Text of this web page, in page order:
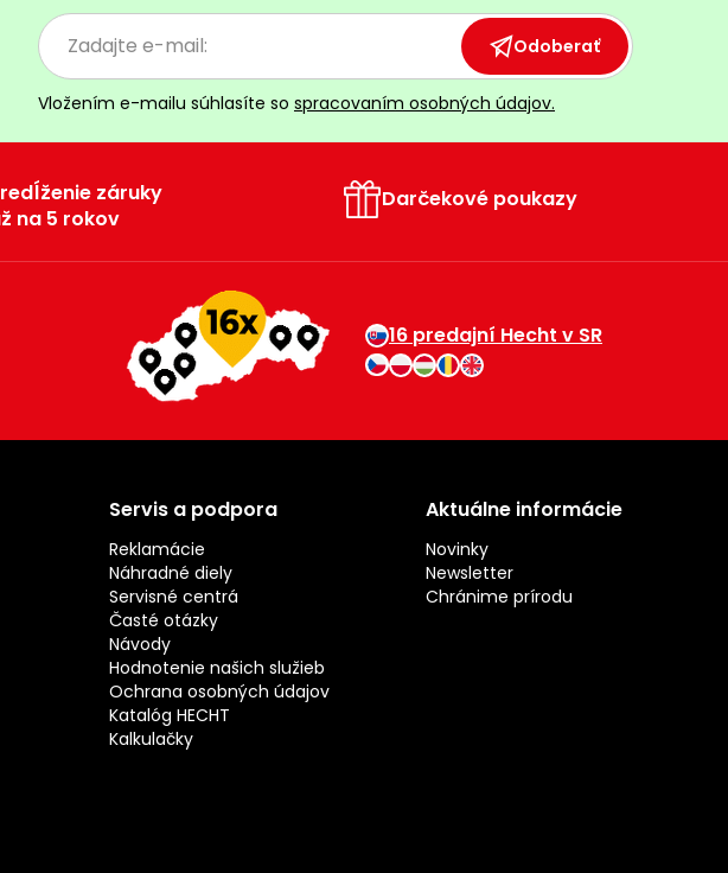
Odoberať
Vložením e-mailu súhlasíte so spracovaním osobných údajov.
záruky
na 5 rokov
Darčekové poukazy
16 predajní Hecht v SR
Servis a podpora
Reklamácie
Náhradné diely
Servisné centrá
Časté otázky
Návody
Hodnotenie našich služieb
Ochrana osobných údajov
Katalóg HECHT
Kalkulačky
Aktuálne informácie
Novinky
Newsletter
Chránime prírodu